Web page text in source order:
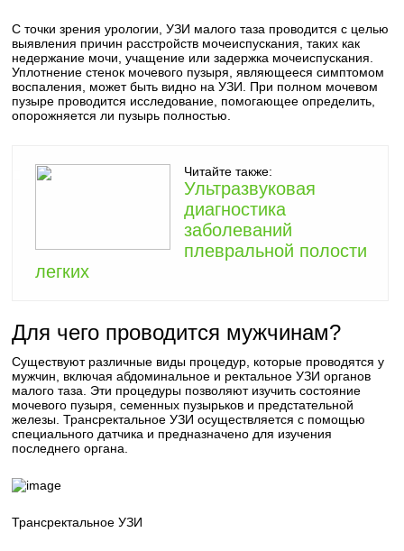
С точки зрения урологии, УЗИ малого таза проводится с целью
выявления причин расстройств мочеиспускания, таких как
недержание мочи, учащение или задержка мочеиспускания.
Уплотнение стенок мочевого пузыря, являющееся симптомом
воспаления, может быть видно на УЗИ. При полном мочевом
пузыре проводится исследование, помогающее определить,
опорожняется ли пузырь полностью.
Читайте также:
Ультразвуковая
диагностика
заболеваний
плевральной полости
легких
Для чего проводится мужчинам?
Существуют различные виды процедур, которые проводятся у
мужчин, включая абдоминальное и ректальное УЗИ органов
малого таза. Эти процедуры позволяют изучить состояние
мочевого пузыря, семенных пузырьков и предстательной
железы. Трансректальное УЗИ осуществляется с помощью
специального датчика и предназначено для изучения
последнего органа.
Трансректальное УЗИ